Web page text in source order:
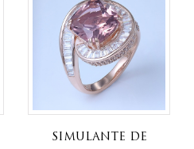
simulante de